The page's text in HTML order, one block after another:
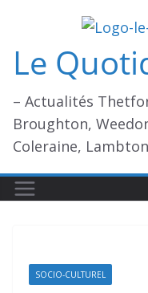
contenu
Le
– Actualités
Broughton,
Coleraine,
SOCIO-CULTUREL